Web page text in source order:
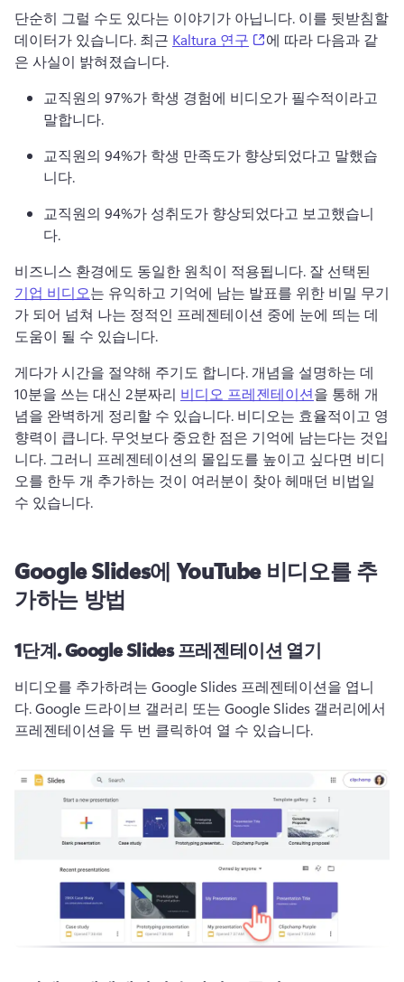
단순히 그럴 수도 있다는 이야기가 아닙니다. 이를 뒷받침할
데이터가 있습니다. 최근 Kaltura 연구 (opens in a new tab)
에 따라 다음과 같
은 사실이 밝혀졌습니다.
교직원의 97%가 학생 경험에 비디오가 필수적이라고
말합니다.
교직원의 94%가 학생 만족도가 향상되었다고 말했습
니다.
교직원의 94%가 성취도가 향상되었다고 보고했습니
다.
비즈니스 환경에도 동일한 원칙이 적용됩니다. 잘 선택된
기업 비디오는 유익하고 기억에 남는 발표를 위한 비밀 무기
가 되어 넘쳐 나는 정적인 프레젠테이션 중에 눈에 띄는 데
도움이 될 수 있습니다.
게다가 시간을 절약해 주기도 합니다. 개념을 설명하는 데
10분을 쓰는 대신 2분짜리 비디오 프레젠테이션을 통해 개
념을 완벽하게 정리할 수 있습니다. 비디오는 효율적이고 영
향력이 큽니다. 무엇보다 중요한 점은 기억에 남는다는 것입
니다. 그러니 프레젠테이션의 몰입도를 높이고 싶다면 비디
오를 한두 개 추가하는 것이 여러분이 찾아 헤매던 비법일
수 있습니다.
Google Slides에 YouTube 비디오를 추
가하는 방법
1단계.Google Slides 프레젠테이션 열기
비디오를 추가하려는 Google Slides 프레젠테이션을 엽니
다. Google 드라이브 갤러리 또는 Google Slides 갤러리에서
프레젠테이션을 두 번 클릭하여 열 수 있습니다.